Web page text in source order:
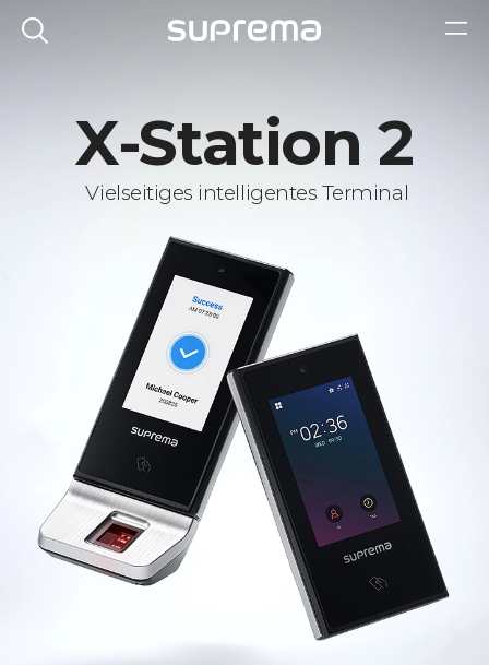
X-Station 2
Vielseitiges intelligentes Terminal